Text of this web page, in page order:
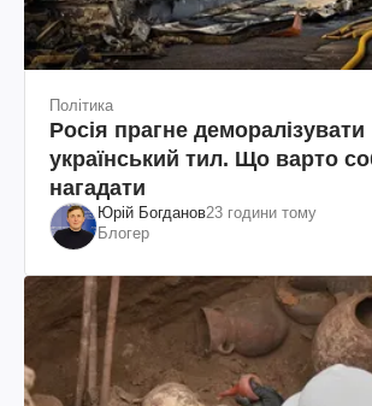
Політика
Росія прагне деморалізувати
український тил. Що варто
нагадати
Юрій Богданов23 години тому
Блогер